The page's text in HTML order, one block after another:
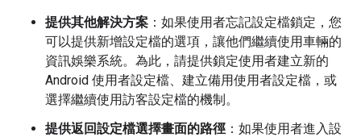
提供其他解決方案 ：如果使用者忘記設定檔鎖定，您
可以提供新增設定檔的選項，讓他們繼續使用車輛的
資訊娛樂系統。為此，請提供鎖定使用者建立新的
Android 使用者設定檔、建立備用使用者設定檔，或
選擇繼續使用訪客設定檔的機制。
提供返回設定檔選擇畫面的路徑 ：如果使用者進入設